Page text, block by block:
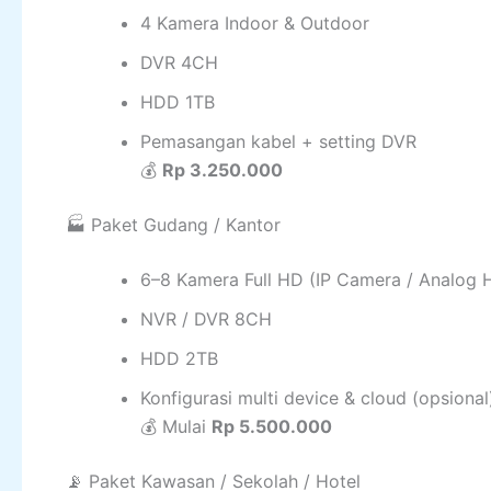
4 Kamera Indoor & Outdoor
DVR 4CH
HDD 1TB
Pemasangan kabel + setting DVR
💰 Rp 3.250.000
🏭 Paket Gudang / Kantor
6–8 Kamera Full HD (IP Camera / Analog
NVR / DVR 8CH
HDD 2TB
Konfigurasi multi device & cloud
💰 Mulai Rp 5.500.000
📡 Paket Kawasan / Sekolah / Hotel